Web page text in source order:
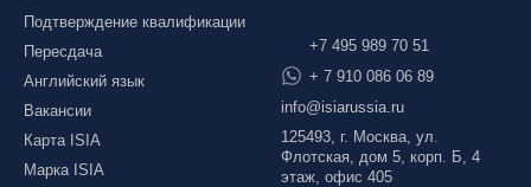
Подтверждение квалификации
Пересдача
Английский язык
Вакансии
Карта ISIA
Марка ISIA
+7 495 989 70 51
+ 7 910 086 06 89
info@isiarussia.ru
125493, г. Москва, ул.
Флотская, дом 5, корп. Б, 4
этаж, офис 405